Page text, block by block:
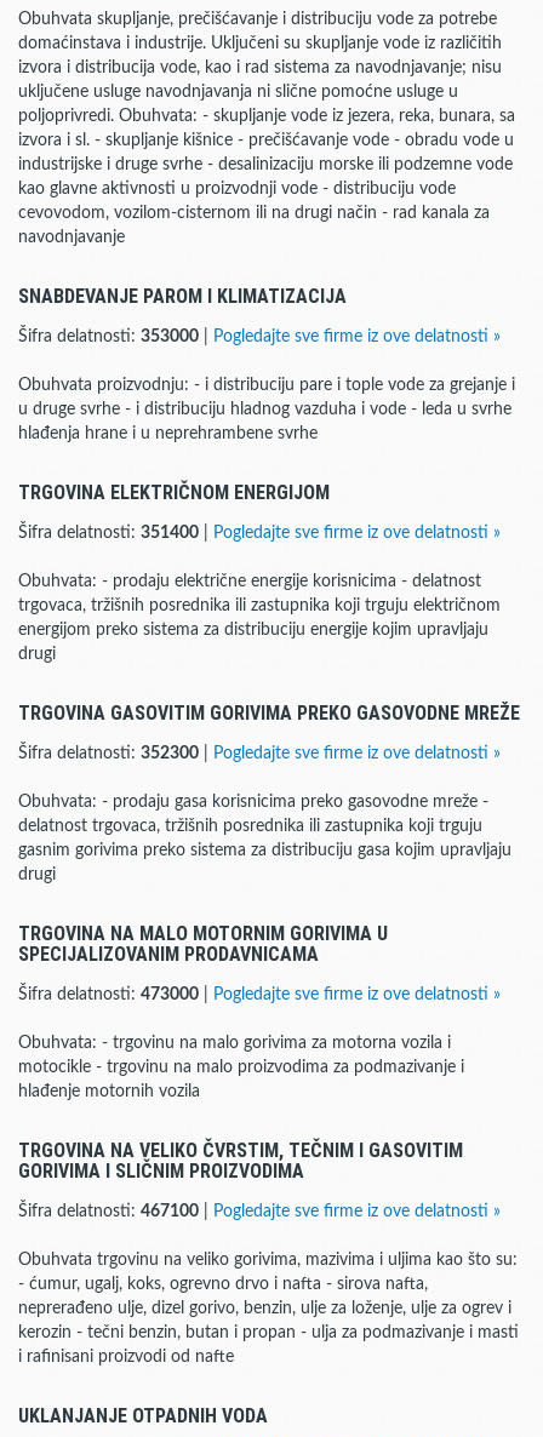
Obuhvata skupljanje, prečišćavanje i distribuciju vode za potrebe
domaćinstava i industrije. Uključeni su skupljanje vode iz različitih
izvora i distribucija vode, kao i rad sistema za navodnjavanje; nisu
uključene usluge navodnjavanja ni slične pomoćne usluge u
poljoprivredi. Obuhvata: - skupljanje vode iz jezera, reka, bunara, sa
izvora i sl. - skupljanje kišnice - prečišćavanje vode - obradu vode u
industrijske i druge svrhe - desalinizaciju morske ili podzemne vode
kao glavne aktivnosti u proizvodnji vode - distribuciju vode
cevovodom, vozilom-cisternom ili na drugi način - rad kanala za
navodnjavanje
SNABDEVANJE PAROM I KLIMATIZACIJA
Šifra delatnosti: 353000 Pogledajte sve firme iz ove delatnosti »
Obuhvata proizvodnju: - i distribuciju pare i tople vode za grejanje i
u druge svrhe - i distribuciju hladnog vazduha i vode - leda u svrhe
hlađenja hrane i u neprehrambene svrhe
TRGOVINA ELEKTRIČNOM ENERGIJOM
Šifra delatnosti: 351400 Pogledajte sve firme iz ove delatnosti »
Obuhvata: - prodaju električne energije korisnicima - delatnost
trgovaca, tržišnih posrednika ili zastupnika koji trguju električnom
energijom preko sistema za distribuciju energije kojim upravljaju
drugi
TRGOVINA GASOVITIM GORIVIMA PREKO GASOVODNE MREŽE
Šifra delatnosti: 352300 Pogledajte sve firme iz ove delatnosti »
Obuhvata: - prodaju gasa korisnicima preko gasovodne mreže -
delatnost trgovaca, tržišnih posrednika ili zastupnika koji trguju
gasnim gorivima preko sistema za distribuciju gasa kojim upravljaju
drugi
TRGOVINA NA MALO MOTORNIM GORIVIMA U
SPECIJALIZOVANIM PRODAVNICAMA
Šifra delatnosti: 473000 Pogledajte sve firme iz ove delatnosti »
Obuhvata: - trgovinu na malo gorivima za motorna vozila i
motocikle - trgovinu na malo proizvodima za podmazivanje i
hlađenje motornih vozila
TRGOVINA NA VELIKO ČVRSTIM, TEČNIM I GASOVITIM
GORIVIMA I SLIČNIM PROIZVODIMA
Šifra delatnosti: 467100 Pogledajte sve firme iz ove delatnosti »
Obuhvata trgovinu na veliko gorivima, mazivima i uljima kao što su:
- ćumur, ugalj, koks, ogrevno drvo i nafta - sirova nafta,
neprerađeno ulje, dizel gorivo, benzin, ulje za loženje, ulje za ogrev i
kerozin - tečni benzin, butan i propan - ulja za podmazivanje i masti
i rafinisani proizvodi od nafte
UKLANJANJE OTPADNIH VODA